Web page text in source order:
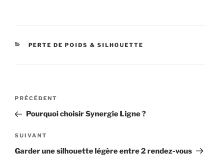
CATÉGORIES
PERTE DE POIDS & SILHOUETTE
Navigation
l’article
Article
précédent
PRÉCÉDENT
Pourquoi choisir Synergie Ligne ?
Article
suivant
SUIVANT
Garder une silhouette légère entre 2 rendez-vous